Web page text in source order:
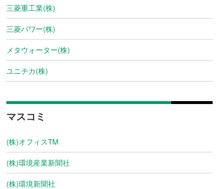
三菱重工業(株)
三菱パワー(株)
メタウォーター(株)
ユニチカ(株)
マスコミ
(株)オフィスTM
(株)環境産業新聞社
(株)環境新聞社